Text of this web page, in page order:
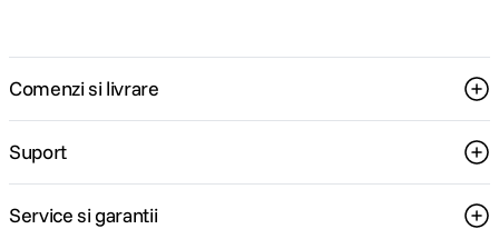
Comenzi si livrare
Suport
Service si garantii